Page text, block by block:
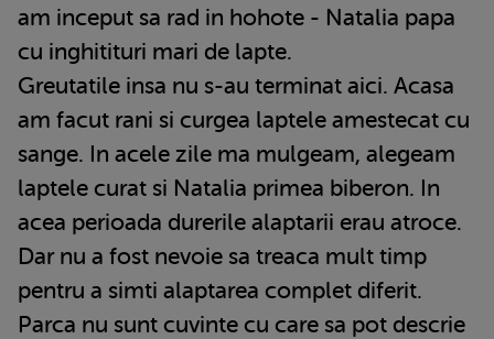
am inceput sa rad in hohote - Natalia papa
cu inghitituri mari de lapte.
Greutatile insa nu s-au terminat aici. Acasa
am facut rani si curgea laptele amestecat cu
sange. In acele zile ma mulgeam, alegeam
laptele curat si Natalia primea biberon. In
acea perioada durerile alaptarii erau atroce.
Dar nu a fost nevoie sa treaca mult timp
pentru a simti alaptarea complet diferit.
Parca nu sunt cuvinte cu care sa pot descrie